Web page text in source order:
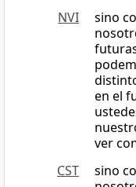
NVI
sino
en el
ver
CST
sino